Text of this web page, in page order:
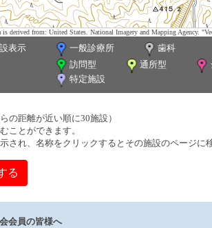
is derived from: United States. National Imagery and Mapping Agency.
表示 一般診療所 歯科
訪問型
通所型
特定施設
の距離が近い順に30施設）
ことができます。
され、名称をクリックするとその施設のページに
る
会員の皆様へ